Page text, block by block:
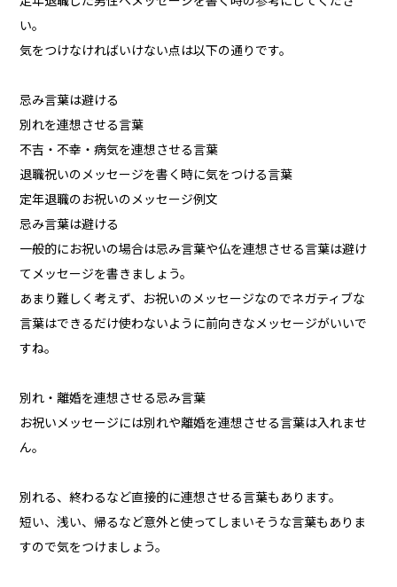
い。
気をつけなければいけない点は以下の通りです。
忌み言葉は避ける
別れを連想させる言葉
不吉・不幸・病気を連想させる言葉
退職祝いのメッセージを書く時に気をつける言葉
定年退職のお祝いのメッセージ例文
忌み言葉は避ける
一般的にお祝いの場合は忌み言葉や仏を連想させる言葉は避け
てメッセージを書きましょう。
あまり難しく考えず、お祝いのメッセージなのでネガティブな
言葉はできるだけ使わないように前向きなメッセージがいいで
すね。
別れ・離婚を連想させる忌み言葉
お祝いメッセージには別れや離婚を連想させる言葉は入れませ
ん。
別れる、終わるなど直接的に連想させる言葉もあります。
短い、浅い、帰るなど意外と使ってしまいそうな言葉もありま
すので気をつけましょう。